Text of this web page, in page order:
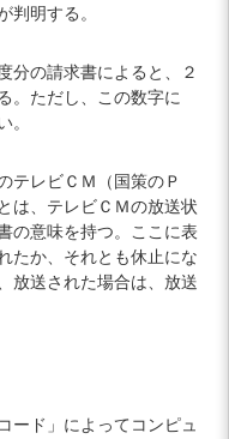
判明する。
分の請求書によると、２
。ただし、この数字に
。
テレビＣＭ（国策のＰ
は、テレビＣＭの放送状
の意味を持つ。ここに表
たか、それとも休止にな
放送された場合は、放送
ード」によってコンピュ